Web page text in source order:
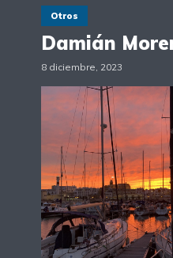
Otros
Damián
8 diciembre, 2023